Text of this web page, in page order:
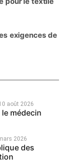
exigences de
août 2026
le médecin
2026
des